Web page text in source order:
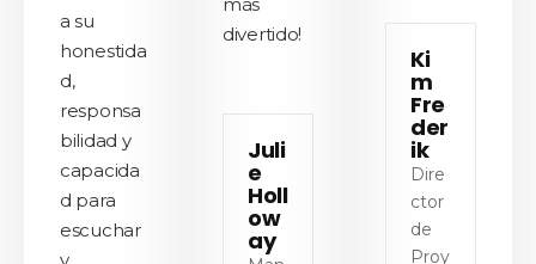
a su
honestida
d,
responsa
bilidad y
capacida
d para
escuchar
divertido!
Juli
e
Holl
ow
ay
Ki
m
Fre
der
ik
Dire
ctor
de
Proy